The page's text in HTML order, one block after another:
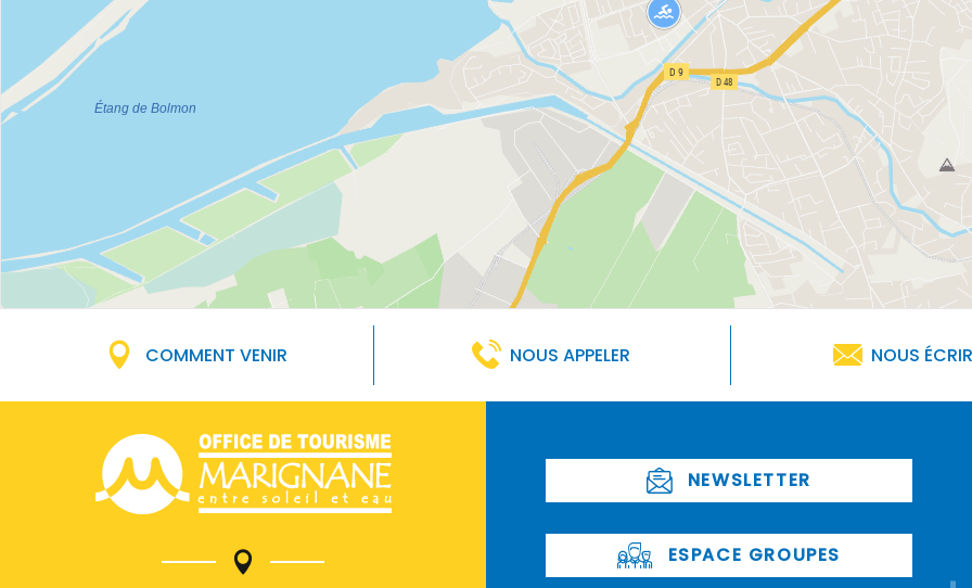
COMMENT VENIR NOUS APPELER NOUS
NEWSLETTER
ESPACE GROUPES